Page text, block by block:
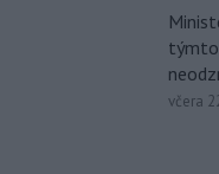
týmto
včera